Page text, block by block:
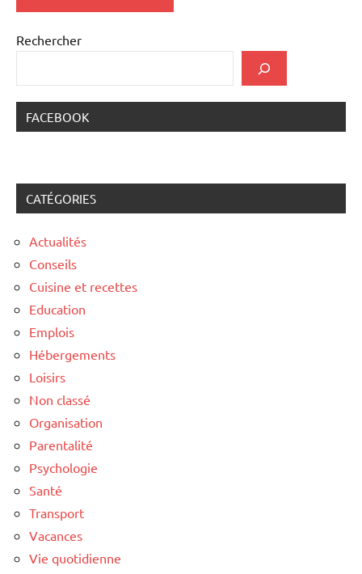
Rechercher
FACEBOOK
CATÉGORIES
Actualités
Conseils
Cuisine et recettes
Education
Emplois
Hébergements
Loisirs
Non classé
Organisation
Parentalité
Psychologie
Santé
Transport
Vacances
Vie quotidienne